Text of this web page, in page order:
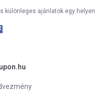
különleges ajánlatok egy helyen